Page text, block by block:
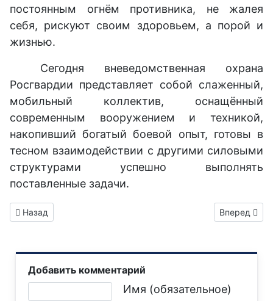
постоянным огнём противника, не жалея
себя, рискуют своим здоровьем, а порой и
жизнью.
Сегодня вневедомственная охрана
Росгвардии представляет собой слаженный,
мобильный коллектив, оснащённый
современным вооружением и техникой,
накопивший богатый боевой опыт, готовы в
тесном взаимодействии с другими силовыми
структурами успешно выполнять
поставленные задачи.
Предыдущий: СК проверит данные о насилии против
Назад Следующий:
Вперед
Добавить комментарий
Имя (обязательное)
Текст комментария